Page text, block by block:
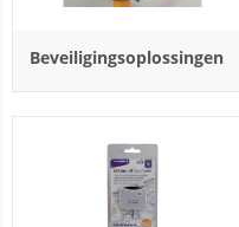
Beveiligingsoplossingen